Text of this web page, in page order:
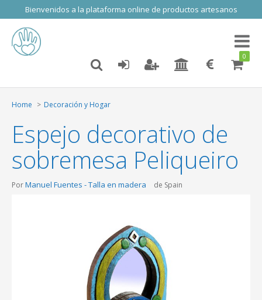
Bienvenidos a la plataforma online de productos artesanos
Toggle
0
Home Decoración y Hogar
Espejo decorativo de
sobremesa Peliqueiro
PorManuel Fuentes - Talla en madera de Spain